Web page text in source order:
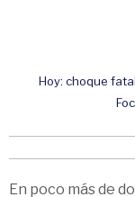
Hoy: choque
En poco más de